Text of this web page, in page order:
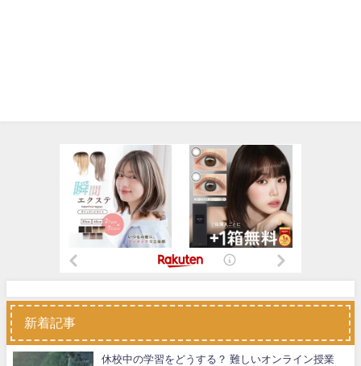
新着記事
休校中の学習をどうする？ 難しいオンライン授業